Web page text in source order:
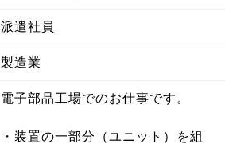
派遣社員
製造業
電子部品工場でのお仕事です。
・装置の一部分（ユニット）を組